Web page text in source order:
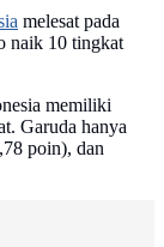
melesat pada
naik 10 tingkat
memiliki
Garuda hanya
poin), dan